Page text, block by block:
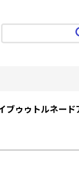
ゥゥトルネード